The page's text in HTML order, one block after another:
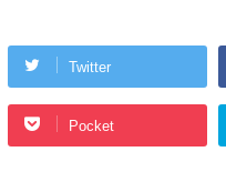
Twitter
Pocket